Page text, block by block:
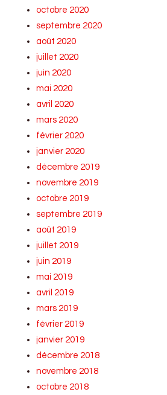
octobre 2020
septembre 2020
août 2020
juillet 2020
juin 2020
mai 2020
avril 2020
mars 2020
février 2020
janvier 2020
décembre 2019
novembre 2019
octobre 2019
septembre 2019
août 2019
juillet 2019
juin 2019
mai 2019
avril 2019
mars 2019
février 2019
janvier 2019
décembre 2018
novembre 2018
octobre 2018